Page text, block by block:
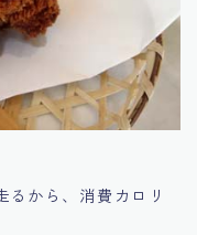
るから、消費カロリ